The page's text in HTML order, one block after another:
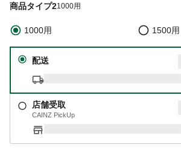
商品タイプ21000用
1000用 1500用
配送
店舗受取
CAINZ PickUp